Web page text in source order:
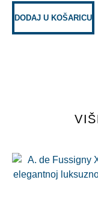
DODAJ U KOŠARICU